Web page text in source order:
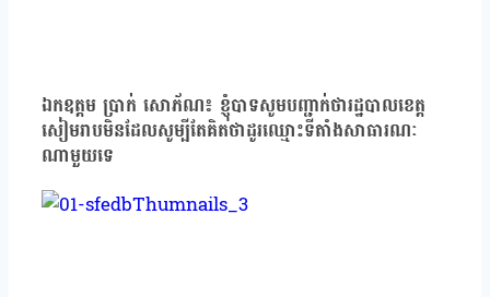
ឯកឧត្ដម ប្រាក់ សោភ័ណ៖ ខ្ញុំបាទសូមបញ្ជាក់ថារដ្ឋបាលខេត្ត
សៀមរាបមិនដែលសូម្បីតែគិតថាដូរឈ្មោះទីតាំងសាធារណៈ
ណាមួយទេ